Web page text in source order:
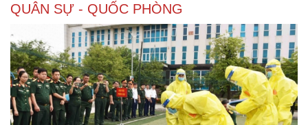
QUÂN SỰ - QUỐC PHÒNG